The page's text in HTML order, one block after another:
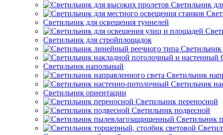
Светильник
Светильник для освещения туннелей
Светильник для стройплощадок
Светильник напольный
Светильник
Светильник
Светильник ориентации
Светильник переносной
Светильник подвесной
Светильник